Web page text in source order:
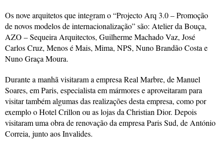
Os nove arquitetos que integram o “Projecto Arq 3.0 – Promoção
de novos modelos de internacionalização” são: Atelier da Bouça,
AZO – Sequeira Arquitectos, Guilherme Machado Vaz, José
Carlos Cruz, Menos é Mais, Mima, NPS, Nuno Brandão Costa e
Nuno Graça Moura.
Durante a manhã visitaram a empresa Real Marbre, de Manuel
Soares, em Paris, especialista em mármores e aproveitaram para
visitar também algumas das realizações desta empresa, como por
exemplo o Hotel Crillon ou as lojas da Christian Dior. Depois
visitaram uma obra de renovação da empresa Paris Sud, de António
Correia, junto aos Invalides.